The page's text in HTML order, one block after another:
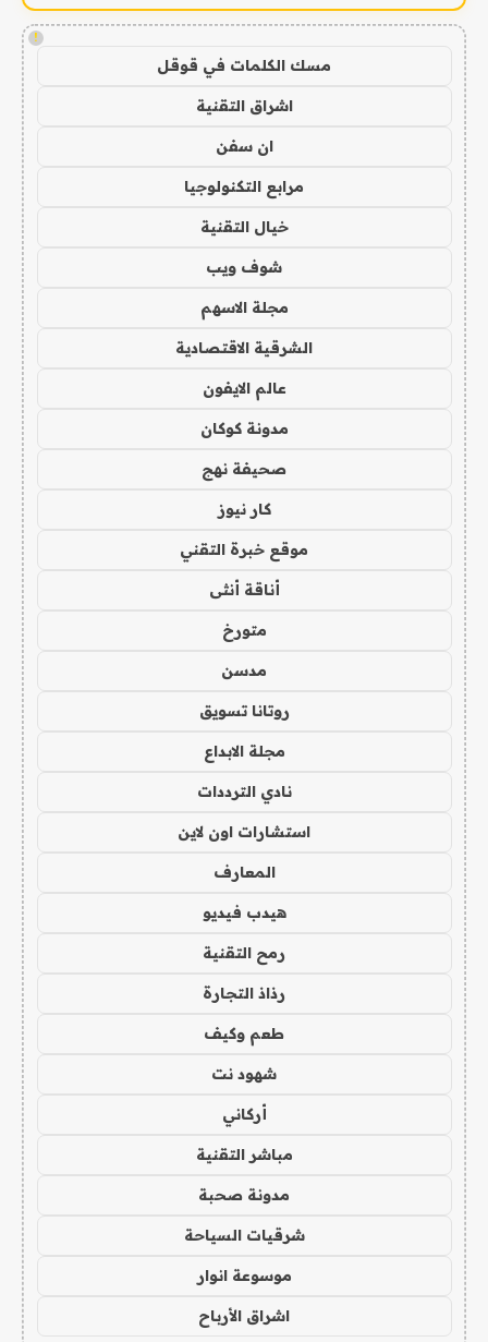
!
مسك الكلمات في قوقل
اشراق التقنية
ان سفن
مرابع التكنولوجيا
خيال التقنية
شوف ويب
مجلة الاسهم
الشرقية الاقتصادية
عالم الايفون
مدونة كوكان
صحيفة نهج
كار نيوز
موقع خبرة التقني
أناقة أنثى
متورخ
مدسن
روتانا تسويق
مجلة الابداع
نادي الترددات
استشارات اون لاين
المعارف
هيدب فيديو
رمح التقنية
رذاذ التجارة
طعم وكيف
شهود نت
أركاني
مباشر التقنية
مدونة صحبة
شرقيات السياحة
موسوعة انوار
اشراق الأرباح